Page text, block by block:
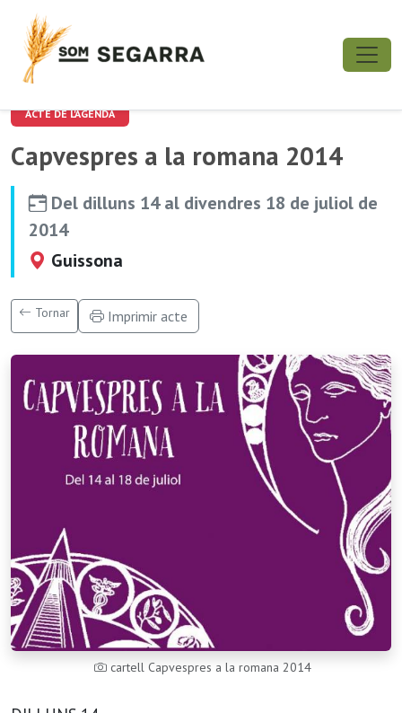
ACTE DE L'AGENDA
Capvespres a la romana 2014
Del dilluns 14 al divendres 18 de juliol de
2014
Guissona
Tornar Imprimir acte
cartell Capvespres a la romana 2014